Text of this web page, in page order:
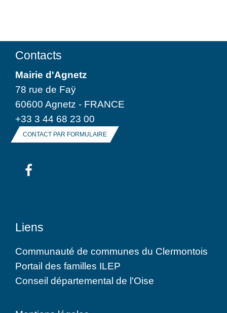
Contacts
Mairie d'Agnetz
78 rue de Faÿ
60600 Agnetz - FRANCE
+33 3 44 68 23 00
CONTACT PAR FORMULAIRE
Liens
Communauté de communes du Clermontois
Portail des familles ILEP
Conseil départemental de l'Oise